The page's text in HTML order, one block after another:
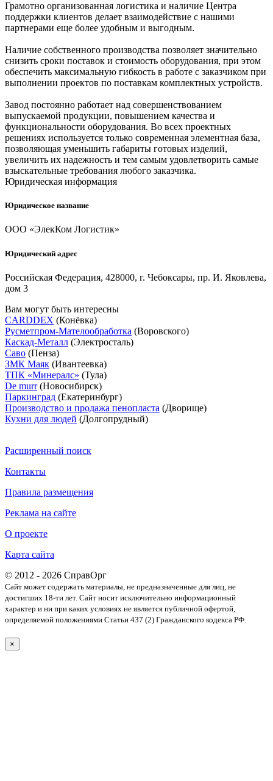
Грамотно организованная логистика и наличие Центра
поддержки клиентов делает взаимодействие с нашими
партнерами еще более удобным и выгодным.
Наличие собственного производства позволяет значительно
снизить сроки поставок и стоимость оборудования, при этом
обеспечить максимальную гибкость в работе с заказчиком при
выполнении проектов по поставкам комплектных устройств.
Завод постоянно работает над совершенствованием
выпускаемой продукции, повышением качества и
функциональности оборудования. Во всех проектных
решениях используется только современная элементная база,
позволяющая уменьшить габариты готовых изделий,
увеличить их надежность и тем самым удовлетворить самые
взыскательные требования любого заказчика.
Юридическая информация
Юридическое название
ООО «ЭлекКом Логистик»
Юридический адрес
Российская Федерация, 428000, г. Чебоксары, пр. И. Яковлева,
дом 3
Вам могут быть интересны
CARDDEX (Конёвка)
Русметпром-Мателообработка (Воровского)
Каскад-Металл (Электросталь)
Саво (Пенза)
ЗМК Маяк (Ивантеевка)
ТПК «Минералс» (Тула)
De murr(Новосибирск)
Паркинград (Екатеринбург)
Производство и продажа пенопласта (Дворище)
Кухни для людей (Долгопрудный)
Расширенный поиск
Контакты
Правила размещения
Реклама на сайте
О проекте
Карта сайта
© 2012 - 2026 СправОрг
Сайт может содержать материалы, не предназначенные для лиц, не
достигших 18-ти лет. Cайт носит исключительно информационный
характер и ни при каких условиях не является публичной офертой,
определяемой положениями Статьи 437 (2) Гражданского кодекса РФ.
×